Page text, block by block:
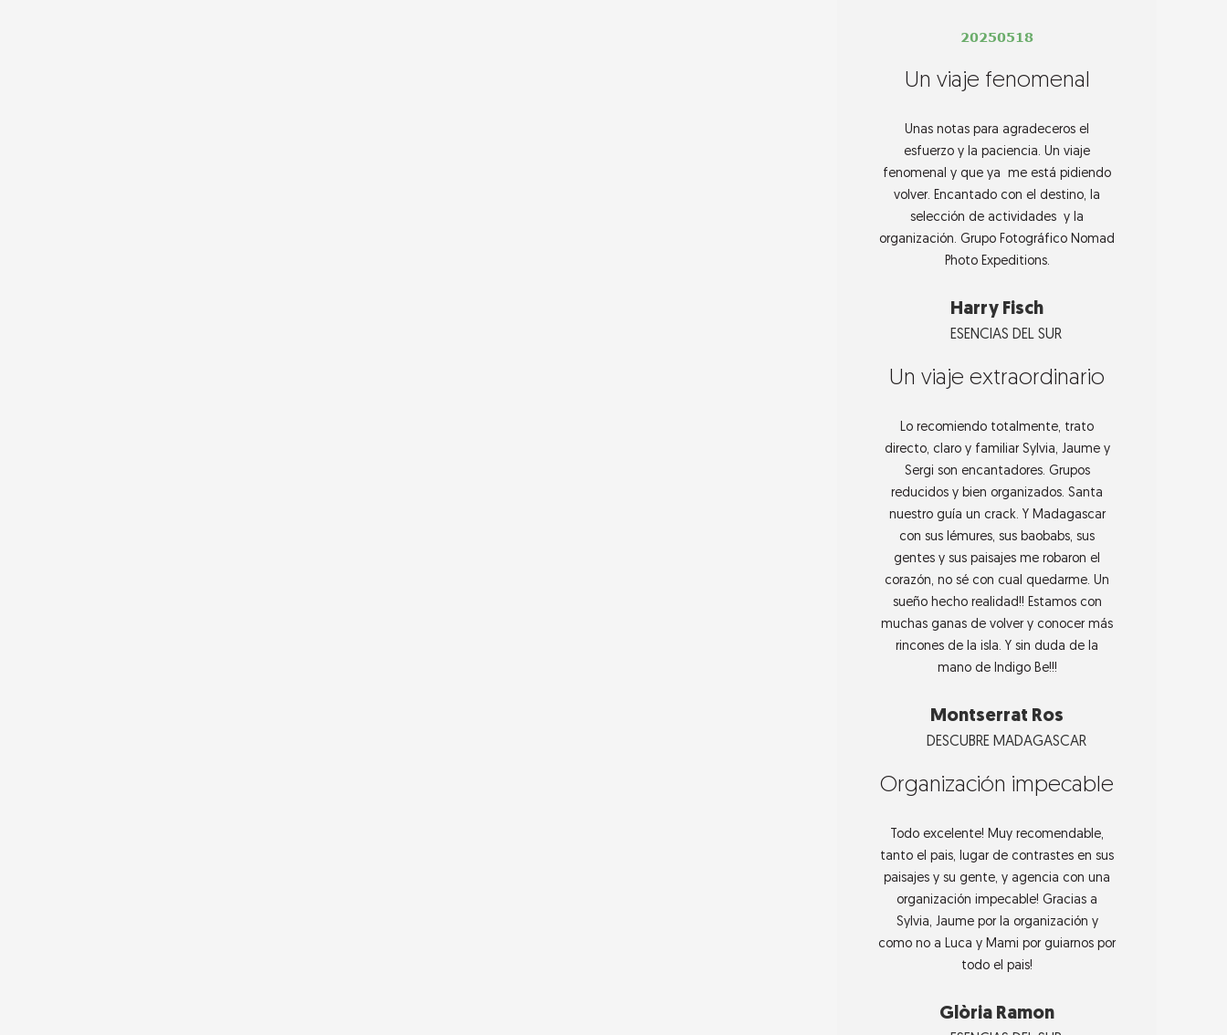
20250518
Un viaje fenomenal
Unas notas para agradeceros el
esfuerzo y la paciencia. Un viaje
fenomenal y que ya me está pidiendo
volver. Encantado con el destino, la
selección de actividades y la
organización. Grupo Fotográfico Nomad
Photo Expeditions.
Harry Fisch
ESENCIAS DEL SUR
Un viaje extraordinario
Lo recomiendo totalmente, trato
directo, claro y familiar Sylvia, Jaume y
Sergi son encantadores. Grupos
reducidos y bien organizados. Santa
nuestro guía un crack. Y Madagascar
con sus lémures, sus baobabs, sus
gentes y sus paisajes me robaron el
corazón, no sé con cual quedarme. Un
sueño hecho realidad!! Estamos con
muchas ganas de volver y conocer más
rincones de la isla. Y sin duda de la
mano de Indigo Be!!!
Montserrat Ros
DESCUBRE MADAGASCAR
Organización impecable
Todo excelente! Muy recomendable,
tanto el pais, lugar de contrastes en sus
paisajes y su gente, y agencia con una
organización impecable! Gracias a
Sylvia, Jaume por la organización y
como no a Luca y Mami por guiarnos por
todo el pais!
Glòria Ramon